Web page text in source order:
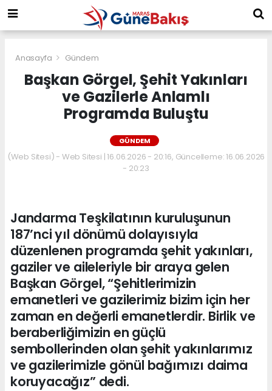
Anasayfa Gündem
Başkan Görgel, Şehit Yakınları
ve Gazilerle Anlamlı
Programda Buluştu
GÜNDEM
(Web Sitesi) - Web Sitesi | 16.06.2026 - 20:16, Güncelleme: 16.06.2026
- 20:23
Jandarma Teşkilatının kuruluşunun
187’nci yıl dönümü dolayısıyla
düzenlenen programda şehit yakınları,
gaziler ve aileleriyle bir araya gelen
Başkan Görgel, “Şehitlerimizin
emanetleri ve gazilerimiz bizim için her
zaman en değerli emanetlerdir. Birlik ve
beraberliğimizin en güçlü
sembollerinden olan şehit yakınlarımız
ve gazilerimizle gönül bağımızı daima
koruyacağız” dedi.